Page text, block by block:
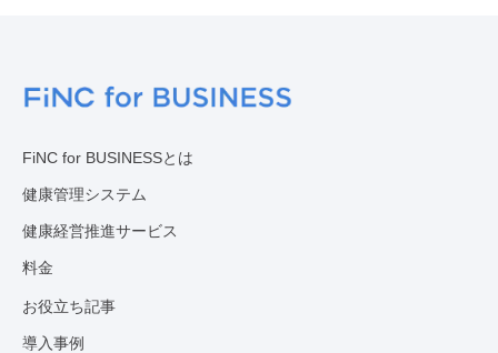
FiNC for BUSINESSとは
健康管理システム
健康経営推進サービス
料金
お役立ち記事
導入事例